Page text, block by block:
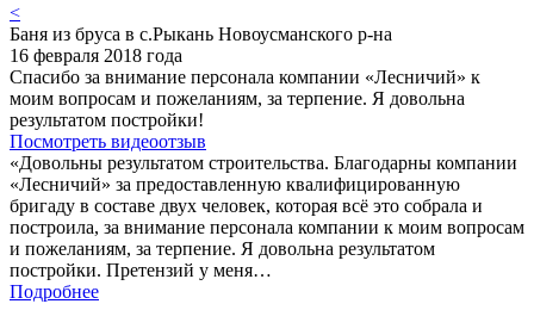
<
Баня из бруса в с.Рыкань Новоусманского р-на
16 февраля 2018 года
Спасибо за внимание персонала компании «Лесничий» к
моим вопросам и пожеланиям, за терпение. Я довольна
результатом постройки!
Посмотреть видеоотзыв
«Довольны результатом строительства. Благодарны компании
«Лесничий» за предоставленную квалифицированную
бригаду в составе двух человек, которая всё это собрала и
построила, за внимание персонала компании к моим вопросам
и пожеланиям, за терпение. Я довольна результатом
постройки. Претензий у меня…
Подробнее